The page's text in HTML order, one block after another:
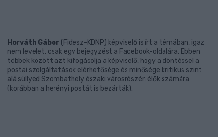
Horváth Gábor (Fidesz-KDNP) képviselő is írt a témában, igaz
nem levelet, csak egy bejegyzést a Facebook-oldalára. Ebben
többek között azt kifogásolja a képviselő, hogy a döntéssel a
postai szolgáltatások elérhetősége és minősége kritikus szint
alá süllyed Szombathely északi városrészén élők számára
(korábban a herényi postát is bezárták).